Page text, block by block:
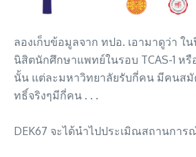
ลองเก็บข้อมูลจาก ทปอ. เอามาดูว่า ใ
นิสิตนักศึกษาแพทย์ในรอบ TCAS-1 หรื
นั้น แต่ละมหาวิทยาลัยรับกี่คน มีคนส
ทธิ์จริงๆมีกี่คน . . .
DEK67 จะได้นำไปประเมิณสถานการ